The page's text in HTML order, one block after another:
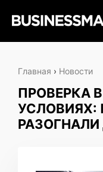
Главная › Новости
ПРОВЕРКА
УСЛОВИЯХ: